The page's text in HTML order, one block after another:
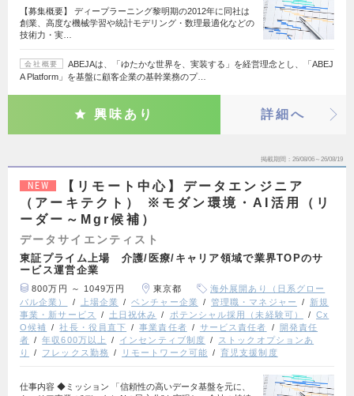
【募集概要】 ディープラーニング黎明期の2012年に同社は
創業、高度な機械学習や統計モデリング・数理最適化などの
技術力・実…
会社概要
ABEJAは、「ゆたかな世界を、実装する」を経営理念とし、「ABEJ
A Platform」を基盤に顧客企業の基幹業務のプ…
興味あり 詳細へ
掲載期間 26/08/06～26/08/19
NEW
【リモート中心】データエンジニア
（アーキテクト） ※モダン環境・AI活用（リ
ーダー～Mgr候補）
データサイエンティスト
東証プライム上場 介護/医療/キャリア領域で業界TOPのサ
ービス運営企業
800万円 ～ 1049万円 東京都
海外展開あり（日系グロー
バル企業）
上場企業 ベンチャー企業 管理職・マネジャー
新規
事業・新サービス
土日祝休み ポテンシャル採用（未経験可）
Cx
O候補
社長・役員直下 事業責任者 サービス責任者
開発責任
者
年収600万以上 インセンティブ制度
ストックオプションあ
り
フレックス勤務 リモートワーク可能 育児支援制度
仕事内容 ◆ミッション 「信頼性の高いデータ基盤を元に、